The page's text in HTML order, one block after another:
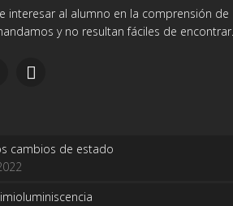
interesar al alumno en la comprensión
y no resultan fáciles de encontrar.
cambios de estado